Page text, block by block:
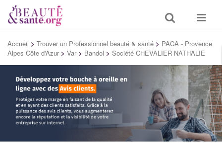
Toggle
search
Toggle
Accueil > Trouver un Professionnel beauté & santé > PACA - Provence
Alpes Côte d'Azur > Var > Bandol > Société CHEVALIER NATHALIE